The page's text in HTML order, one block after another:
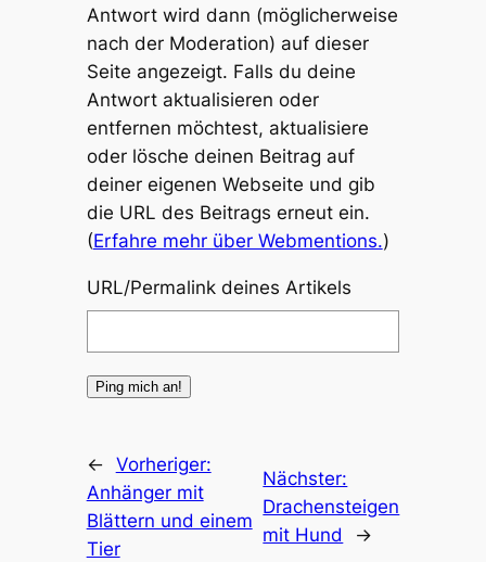
Antwort wird dann (möglicherweise
nach der Moderation) auf dieser
Seite angezeigt. Falls du deine
Antwort aktualisieren oder
entfernen möchtest, aktualisiere
oder lösche deinen Beitrag auf
deiner eigenen Webseite und gib
die URL des Beitrags erneut ein.
(Erfahre mehr über Webmentions.)
URL/Permalink deines Artikels
← Vorheriger:
Anhänger mit
Blättern und einem
Tier
Nächster:
Drachensteigen
mit Hund
→